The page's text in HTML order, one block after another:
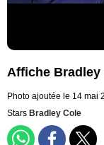
Affiche Bradley
Photo ajoutée le 14 mai
Stars Bradley Cole